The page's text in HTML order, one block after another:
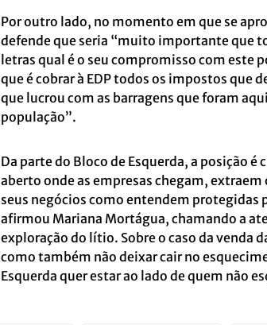
Por outro lado, no momento em que se
defende que seria “muito importante que
letras qual é o seu compromisso com este
que é cobrar à EDP todos os impostos que
que lucrou com as barragens que foram
população”.
Da parte do Bloco de Esquerda, a posição
aberto onde as empresas chegam,
seus negócios como entendem protegidas
afirmou Mariana Mortágua, chamando a
exploração do lítio. Sobre o caso da venda
como também não deixar cair no
Esquerda quer estar ao lado de quem não